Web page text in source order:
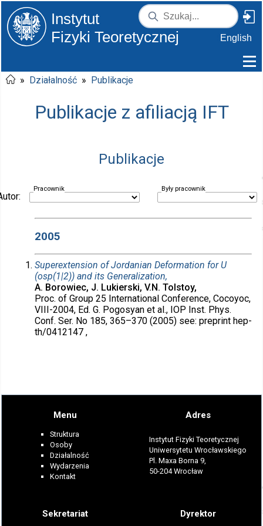
Instytut
Fizyki Teoretycznej
English
» Działalność » Publikacje
Publikacje z afiliacją IFT
Publikacje
Pracownik Były pracownik
2005
Superextension of Jordanian Deformation for U
(osp(1|2)) and its Generalization,
A. Borowiec, J. Lukierski, V.N. Tolstoy,
Proc. of Group 25 International Conference, Cocoyoc,
VIII-2004, Ed. G. Pogosyan et al., IOP Inst. Phys.
Conf. Ser. No 185, 365–370 (2005) see: preprint hep-
th/0412147 ,
Menu
Struktura
Osoby
Działalność
Wydarzenia
Kontakt
Adres
Instytut Fizyki Teoretycznej
Uniwersytetu Wrocławskiego
Pl. Maxa Borna 9,
50-204 Wrocław
Sekretariat Dyrektor